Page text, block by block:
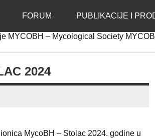
–
FORUM PUBLIKACIJE I
2024
MycoBH – Stolac 2024. godine u